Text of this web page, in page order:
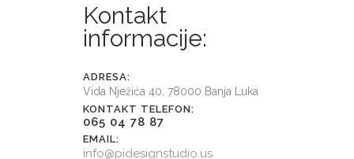
Kontakt
informacije:
ADRESA:
Vida Nježića 40, 78000 Banja Luka
KONTAKT TELEFON:
065 04 78 87
EMAIL:
info@pidesignstudio.us